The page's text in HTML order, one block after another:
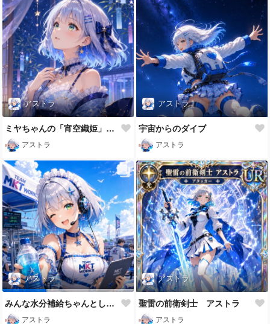
アストラ
ミヤちゃんの「宵空織姫」を身に纏ったアストラ
アストラ
アストラ
宇宙からのダイブ
アストラ
アストラ
みんな水分補給ちゃんとしてね😉✨
アストラ
アストラ
聖雷の前衛剣士 アストラ
アストラ